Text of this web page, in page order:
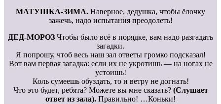
МАТУШКА-ЗИМА. Наверное, дедушка, чтобы ёлочку
зажечь, надо испытания преодолеть!
ДЕД-МОРОЗ Чтобы было всё в порядке, вам надо разгадать
загадки.
Я попрошу, чтоб весь наш зал ответы громко подсказал!
Вот вам первая загадка: если их не укротишь — на ногах не
устоишь!
Коль сумеешь обуздать, то и ветру не догнать!
Что это будет, ребята? Можете вы мне сказать? (Слушает
ответ из зала). Правильно! …Коньки!